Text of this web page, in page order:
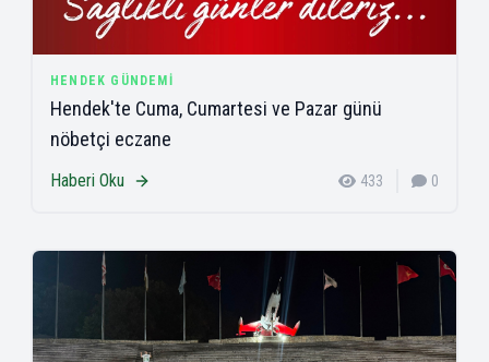
HENDEK GÜNDEMI
Hendek'te Cuma, Cumartesi ve Pazar günü
nöbetçi eczane
Haberi Oku 433 0